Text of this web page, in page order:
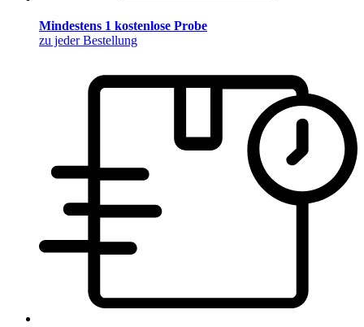
Mindestens 1 kostenlose Probe
zu jeder Bestellung